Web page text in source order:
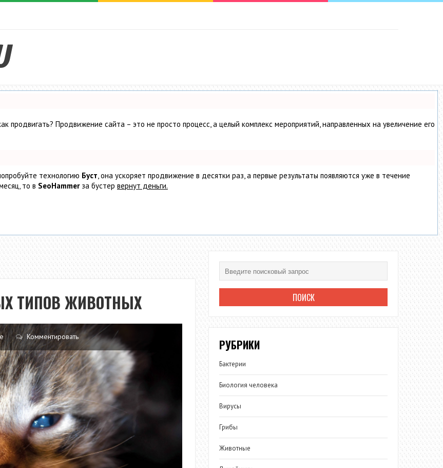
продвигать? Продвижение сайта – это не просто процесс, а целый комплекс мероприятий, направленных на увеличение его
технологию Буст, она ускоряет продвижение в десятки раз, а первые результаты появляются уже в течение
то в SeoHammerза бустер вернут деньги.
ТИПОВ ЖИВОТНЫХ
Комментировать
РУБРИКИ
Бактерии
Биология человека
Вирусы
Грибы
Животные